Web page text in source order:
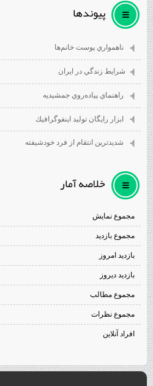
پيوندها
ناهمواري پوست خانم‌ها
شرايط زندگي در ايران
راهنماي پياده‌روي جمشيديه
ابزار رايگان توليد اينفوگرافيك
شديدترين انتقام از فرد خودشيفته
خلاصه آمار
مجموع نمایش‌
مجموع بازدید
بازدید امروز
بازدید دیروز
مجموع مطالب
مجموع نظرات
افراد آنلاین